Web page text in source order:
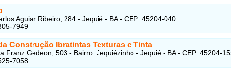
Aguiar Ribeiro, 284 - Jequié - BA - CEP: 45204-040
7949
Construção Ibratintas Texturas e Tinta
Franz Gedeon, 503 - Bairro: Jequiézinho - Jequié - BA - CEP: 45204-
7058